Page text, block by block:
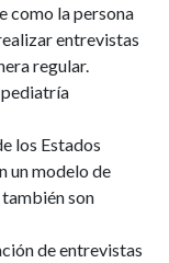
como la persona
entrevistas
regular.
pediatría
los Estados
un modelo de
son
de entrevistas